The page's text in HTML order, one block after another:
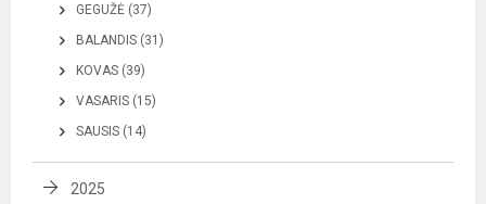
GEGUŽĖ (37)
BALANDIS (31)
KOVAS (39)
VASARIS (15)
SAUSIS (14)
2025